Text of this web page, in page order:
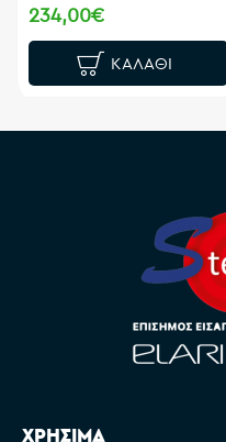
234,00€
ΚΑΛΆΘΙ
ΧΡΗΣΙΜΑ